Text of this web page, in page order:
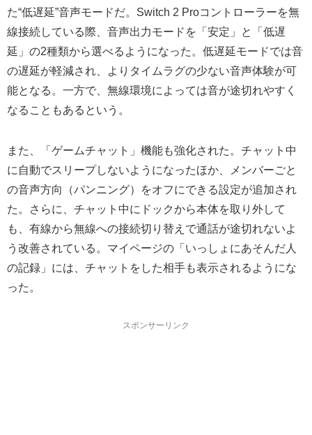
た“低遅延”音声モードだ。Switch 2 Proコントローラーを無
線接続している際、音声出力モードを「安定」と「低遅
延」の2種類から選べるようになった。低遅延モードでは音
の遅延が軽減され、よりタイムラグの少ない音声体験が可
能となる。一方で、無線環境によっては音が途切れやすく
なることもあるという。
また、「ゲームチャット」機能も強化された。チャット中
に自動でスリープしないようになったほか、メンバーごと
の音声方向（パンニング）をオフにできる設定が追加され
た。さらに、チャット中にドックから本体を取り外して
も、有線から無線への接続切り替えで通話が途切れないよ
う改善されている。マイページの「いっしょにあそんだ人
の記録」には、チャットをした相手も表示されるようにな
った。
スポンサーリンク